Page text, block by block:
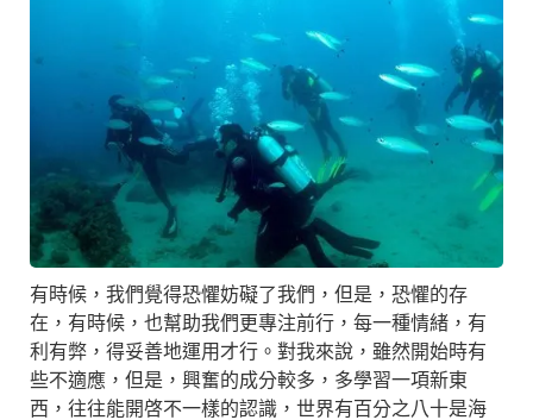
有時候，我們覺得恐懼妨礙了我們，但是，恐懼的存
在，有時候，也幫助我們更專注前行，每一種情緒，有
利有弊，得妥善地運用才行。對我來說，雖然開始時有
些不適應，但是，興奮的成分較多，多學習一項新東
西，往往能開啓不一樣的認識，世界有百分之八十是海